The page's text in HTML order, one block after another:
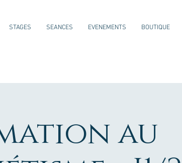
STAGES SEANCES EVENEMENTS BOUTIQUE
au